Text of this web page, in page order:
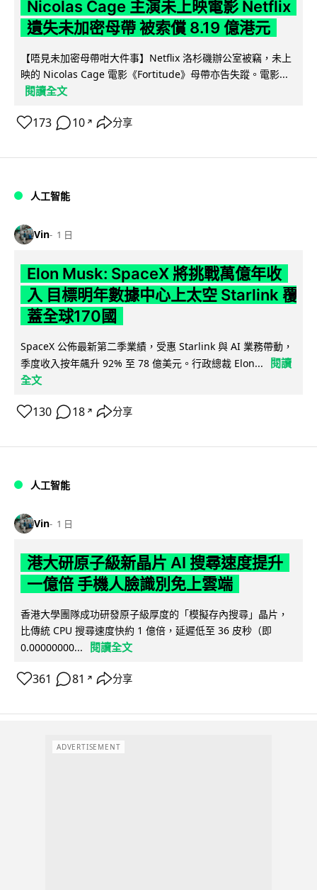
Nicolas Cage 主演未上映電影 Netflix
遺失未加密母帶 被索償 8.19 億港元
【唔見未加密母帶咁大件事】Netflix 洛杉磯辦公室被竊，未上
映的 Nicolas Cage 電影《Fortitude》母帶亦告失蹤。電影...
閱讀全文
173 10 ↗ 分享
人工智能
Vin 1 日
Elon Musk: SpaceX 將挑戰萬億年收
入 目標明年數據中心上太空 Starlink 覆
蓋全球170國
SpaceX 公佈最新第二季業績，受惠 Starlink 與 AI 業務帶動，
季度收入按年飆升 92% 至 78 億美元。行政總裁 Elon...
閱讀
全文
130 18 ↗ 分享
人工智能
Vin 1 日
港大研原子級新晶片 AI 搜尋速度提升
一億倍 手機人臉識別免上雲端
香港大學團隊成功研發原子級厚度的「模擬存內搜尋」晶片，
比傳統 CPU 搜尋速度快約 1 億倍，延遲低至 36 皮秒（即
0.00000000...
閱讀全文
361 81 ↗ 分享
ADVERTISEMENT